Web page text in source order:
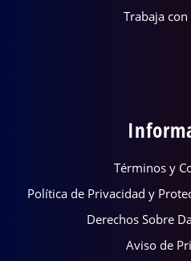
Trabaja
Términos y
Política de Privacidad y
Derechos Sobre
Aviso de